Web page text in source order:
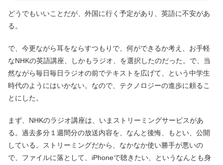
どうでもいいことだが、外国に行く予定があり、英語に不安があ
る。
で、今更ながら耳をならすつもりで、何ができるか考え、お手軽
なNHKの英語講座、しかもラジオ、を選択したのだった。で、当
然ながら毎日毎日ラジオの前でテキストを広げて、という中学生
時代のようにはいかない。なので、テクノロジーの進歩に頼るこ
とにした。
まず、NHKのラジオ講座は、いまストリーミングサービスがあ
る。過去多分１週間分の放送内容を、なんと後悔、もとい、公開
している。ストリーミングだから、なかなか使い勝手が悪いの
で、ファイルに落として、iPhoneで聴きたい、というなんとも身